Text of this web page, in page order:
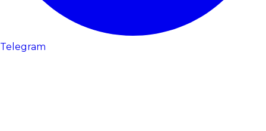
Telegram